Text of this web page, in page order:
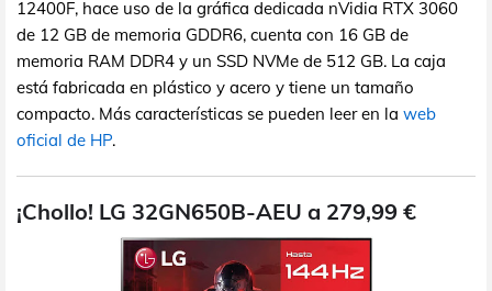
12400F, hace uso de la gráfica dedicada nVidia RTX 3060
de 12 GB de memoria GDDR6, cuenta con 16 GB de
memoria RAM DDR4 y un SSD NVMe de 512 GB. La caja
está fabricada en plástico y acero y tiene un tamaño
compacto. Más características se pueden leer en la web
oficial de HP.
¡Chollo! LG 32GN650B-AEU a 279,99 €